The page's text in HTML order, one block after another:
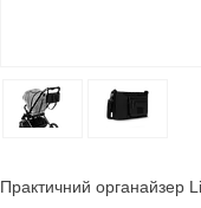
Практичний органайзер